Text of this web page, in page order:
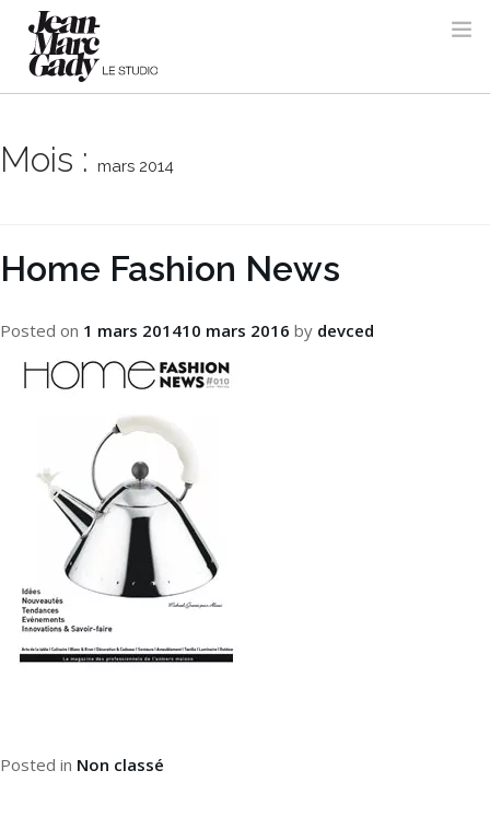
Mois : mars 2014
Home Fashion News
Posted on 1 mars 201410 mars 2016 by devced
Posted in Non classé